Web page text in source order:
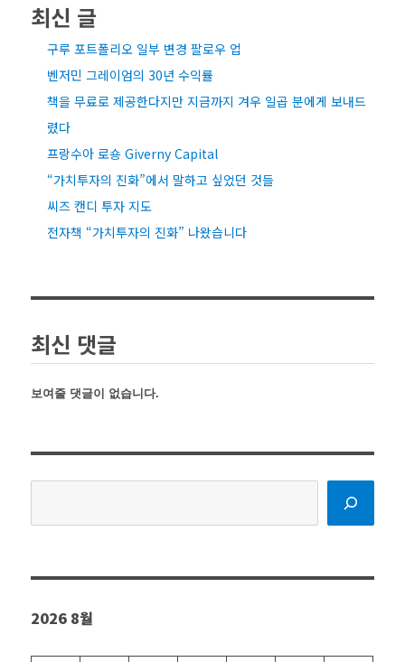
최신 글
구루 포트폴리오 일부 변경 팔로우 업
벤저민 그레이엄의 30년 수익률
책을 무료로 제공한다지만 지금까지 겨우 일곱 분에게 보내드
렸다
프랑수아 로숑 Giverny Capital
“가치투자의 진화”에서 말하고 싶었던 것들
씨즈 캔디 투자 지도
전자책 “가치투자의 진화” 나왔습니다
최신 댓글
보여줄 댓글이 없습니다.
2026 8월